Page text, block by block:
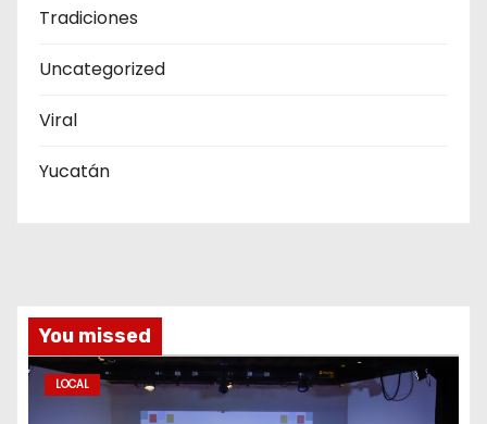
Tradiciones
Uncategorized
Viral
Yucatán
You missed
LOCAL